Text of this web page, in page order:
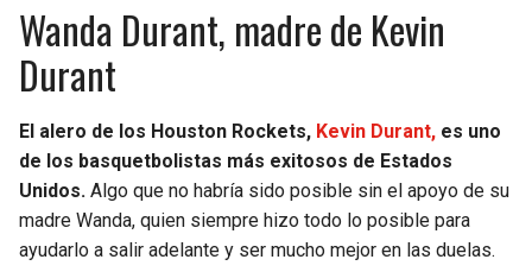
Wanda Durant, madre de Kevin
Durant
El alero de los Houston Rockets, Kevin Durant, es uno
de los basquetbolistas más exitosos de Estados
Unidos. Algo que no habría sido posible sin el apoyo de su
madre Wanda, quien siempre hizo todo lo posible para
ayudarlo a salir adelante y ser mucho mejor en las duelas.